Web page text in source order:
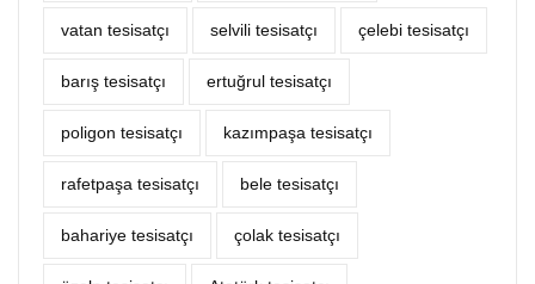
vatan tesisatçı selvili tesisatçı çelebi tesisatçı
barış tesisatçı ertuğrul tesisatçı
poligon tesisatçı kazımpaşa tesisatçı
rafetpaşa tesisatçı bele tesisatçı
bahariye tesisatçı çolak tesisatçı